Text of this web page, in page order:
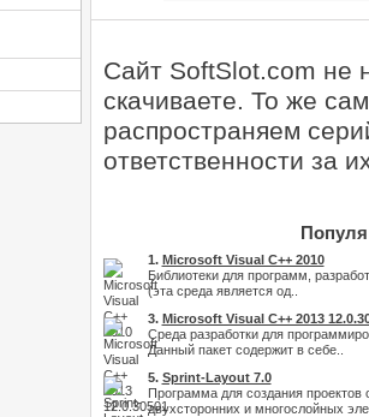
Сайт SoftSlot.com не
скачиваете. То же
распространяем
ответственности за
1. Microsoft Visual C++ 2010
Библиотеки для программ,
(эта среда является од..
3. Microsoft Visual C++ 2013
Среда разработки для
Данный пакет содержит в себе..
5. Sprint-Layout 7.0
Программа для создания проектов
двухсторонних и многослойных